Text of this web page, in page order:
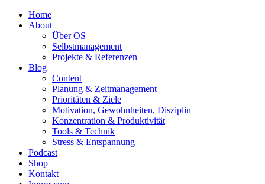
Home
About
Über OS
Selbstmanagement
Projekte & Referenzen
Blog
Content
Planung & Zeitmanagement
Prioritäten & Ziele
Motivation, Gewohnheiten, Disziplin
Konzentration & Produktivität
Tools & Technik
Stress & Entspannung
Podcast
Shop
Kontakt